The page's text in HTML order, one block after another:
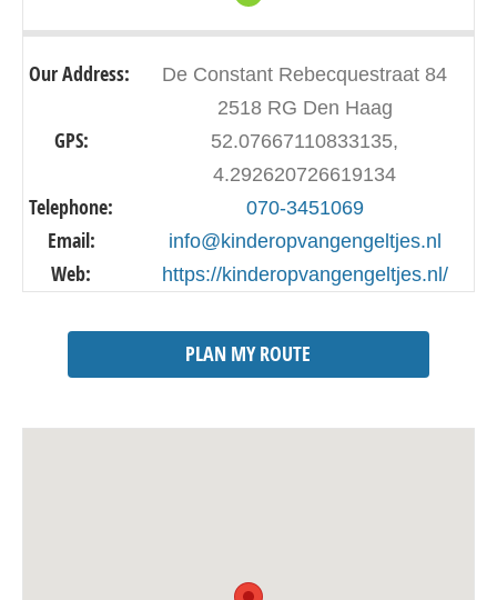
Our Address:
De Constant Rebecquestraat 84
2518 RG Den Haag
GPS:
52.07667110833135,
4.292620726619134
Telephone: 070-3451069
Email: info@kinderopvangengeltjes.nl
Web: https://kinderopvangengeltjes.nl/
PLAN MY ROUTE